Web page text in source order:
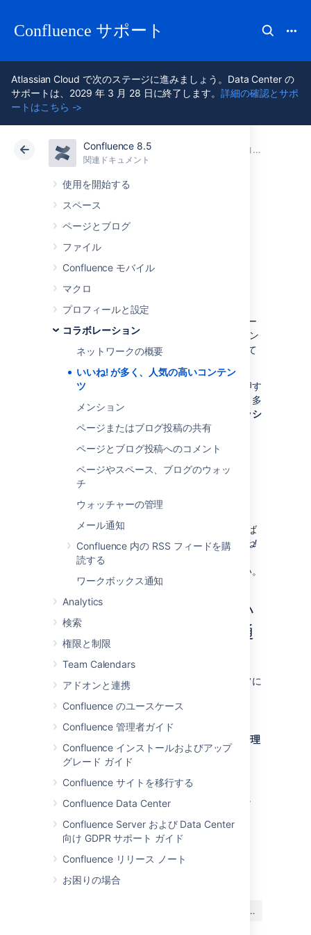
Confluence サポート
Atlassian Cloud で次のステージに進みましょう。Data Center の
サポートは、2029 年 3 月 28 日に終了します。詳細の確認とサポ
ートはこちら ->
Confluence 8.5
関連ドキュメント
使用を開始する
スペース
ページとブログ
ファイル
Confluence モバイル
マクロ
プロフィールと設定
コラボレーション
ネットワークの概要
いいね! が多く、人気の高いコンテン
ツ
メンション
ページまたはブログ投稿の共有
ページとブログ投稿へのコメント
ページやスペース、ブログのウォッ
チ
ウォッチャーの管理
メール通知
Confluence 内の RSS フィードを購
読する
ワークボックス通知
Analytics
検索
権限と制限
Team Calendars
アドオンと連携
Confluence のユースケース
Confluence 管理者ガイド
Confluence インストールおよびアップ
グレード ガイド
Confluence サイトを移行する
Confluence Data Center
Confluence Server および Data Center
向け GDPR サポート ガイド
Confluence リリース ノート
お困りの場合
アトラシアン サポート コラボレーション
クラウド Data Center 8.5
いいね! が多く、
人気の高いコンテ
ンツ
Confluence についての優れたブログ投稿やペー
ジがありましたか? それとも、共感できるコメン
トを見つけましたか?いいね!
ボタンを押して
ページ、ブログ投稿、コメントにいいね！を押す
と、コンテンツ作成者に通知が送信されます。多
くの人がコンテンツにいいね！を押すと、
ダッシ
ュボードの人気タブに表示されるようになりま
「いいね！」機能を無効に
する
いいね!機能は "Confluence Like Plugin" と呼ば
れるシステム アプリが提供しています。いいね!
機能をサイトから削除するには、「
」を参照してください。
自分のコンテンツに「いい
ね！」が押されたときの通
知を無効にする
「誰かがいいね！といっています」通知をオフに
通知の管理
をクリックします。
<your confluence
URL>/plugins/likes/view-
notifications.action
最終更新日 2023 年 8 月 22 日
いいえ